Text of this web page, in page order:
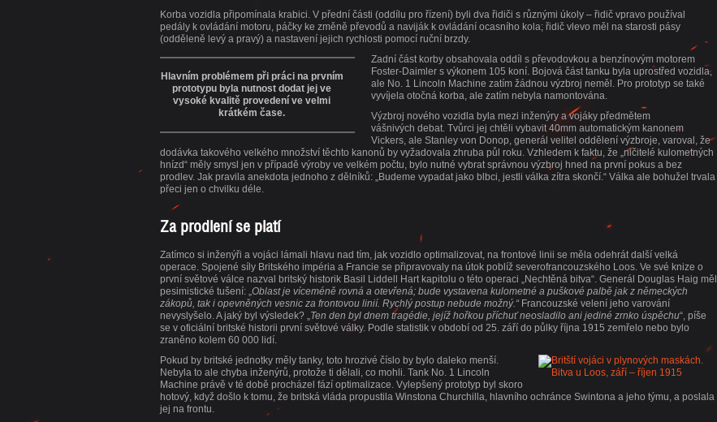
Korba vozidla připomínala krabici. V přední části (oddílu pro řízení) byli dva řidiči s různými úkoly – řidič vpravo používal
pedály k ovládání motoru, páčky ke změně převodů a naviják k ovládání ocasního kola; řidič vlevo měl na starosti pásy
(odděleně levý a pravý) a nastavení jejich rychlosti pomocí ruční brzdy.
Hlavním problémem při práci na prvním
prototypu byla nutnost dodat jej ve
vysoké kvalitě provedení ve velmi
krátkém čase.
Zadní část korby obsahovala oddíl s převodovkou a benzínovým motorem
Foster-Daimler s výkonem 105 koní. Bojová část tanku byla uprostřed vozidla,
ale No. 1 Lincoln Machine zatím žádnou výzbroj neměl. Pro prototyp se také
vyvíjela otočná korba, ale zatím nebyla namontována.
Výzbroj nového vozidla byla mezi inženýry a vojáky předmětem
vášnivých debat. Tvůrci jej chtěli vybavit 40mm automatickým kanonem
Vickers, ale Stanley von Donop, generál velitel oddělení výzbroje, varoval, že
dodávka takového velkého množství těchto kanonů by vyžadovala zhruba půl roku. Vzhledem k faktu, že „ničitelé kulometných
hnízd“ měly smysl jen v případě výroby ve velkém počtu, bylo nutné vybrat správnou výzbroj hned na první pokus a bez
prodlev. Jak pravila anekdota jednoho z dělníků: „Budeme vypadat jako blbci, jestli válka zítra skončí.“ Válka ale bohužel trvala
přeci jen o chvilku déle.
Za prodlení se platí
Zatímco si inženýři a vojáci lámali hlavu nad tím, jak vozidlo optimalizovat, na frontové linii se měla odehrát další velká
operace. Spojené síly Britského impéria a Francie se připravovaly na útok poblíž severofrancouzského Loos. Ve své knize o
první světové válce nazval britský historik Basil Liddell Hart kapitolu o této operaci „Nechtěná bitva“. Generál Douglas Haig měl
pesimistické tušení: „ Oblast je víceméně rovná a otevřená; bude vystavena kulometné a puškové palbě jak z německých
zákopů, tak i opevněných vesnic za frontovou linií. Rychlý postup nebude možný.“ Francouzské velení jeho varování
nevyslyšelo. A jaký byl výsledek? „ Ten den byl dnem tragédie, jejíž hořkou příchuť neosladilo ani jediné zrnko úspěchu“, píše
se v oficiální britské historii první světové války. Podle statistik v období od 25. září do půlky října 1915 zemřelo nebo bylo
zraněno kolem 60 000 lidí.
Pokud by britské jednotky měly tanky, toto hrozivé číslo by bylo daleko menší.
Nebyla to ale chyba inženýrů, protože ti dělali, co mohli. Tank No. 1 Lincoln
Machine právě v té době procházel fází optimalizace. Vylepšený prototyp byl skoro
hotový, když došlo k tomu, že britská vláda propustila Winstona Churchilla, hlavního ochránce Swintona a jeho týmu, a poslala
jej na frontu.